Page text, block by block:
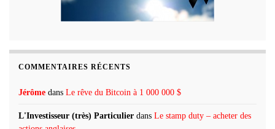
COMMENTAIRES RÉCENTS
Jérôme dans Le rêve du Bitcoin à 1 000 000 $
L'Investisseur (très) Particulier dans Le stamp duty – acheter des